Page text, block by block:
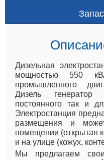
Дизельная
мощностью 550
промышленного
Дизель
постоянного так и
Электростанция
размещения и
помещении (открытая
и на улице (кожух,
Мы предлагаем